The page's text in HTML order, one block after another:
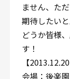
ません、た
期待したいと
どうか皆様
す！
【
会場：後楽